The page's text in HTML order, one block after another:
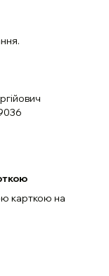
карткою на